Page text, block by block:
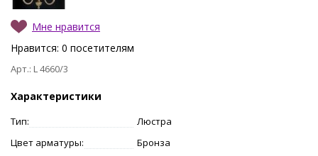
Мне нравится
Нравится: 0 посетителям
Арт.: L 4660/3
Характеристики
Тип:
Люстра
Цвет арматуры:
Бронза